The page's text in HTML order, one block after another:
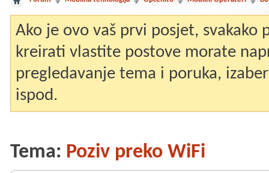
Ako je ovo vaš prvi posjet, svakako
kreirati vlastite postove morate
pregledavanje tema i poruka,
ispod.
Tema: Poziv preko WiFi